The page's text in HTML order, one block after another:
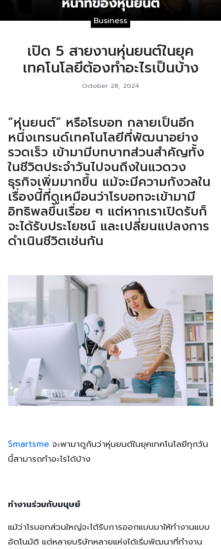
Business
เปิด 5 สายงานหุ่นยนต์ในยุค
เทคโนโลยีต้องทำอะไรเป็นบ้าง
October 28, 2024
“หุ่นยนต์” หรือโรบอท กลายเป็นอีก
หนึ่งเทรนด์เทคโนโลยีที่พัฒนาอย่าง
รวดเร็ว เข้ามามีบทบาทส่วนสำคัญทั้ง
ในชีวิตประจำวันไปจนถึงในแวดวง
ธุรกิจเพิ่มมากขึ้น แม้จะมีความกังวลใน
เรื่องนี้ที่ดูเหมือนว่าโรบอทจะเข้ามามี
อิทธิพลขึ้นเรื่อย ๆ แต่หากเราเปิดรับก็
จะได้รับประโยชน์ และเปลี่ยนแปลงการ
ดำเนินชีวิตเช่นกัน
Smartsme จะพามาดูกันว่าหุ่นยนต์ในยุคเทคโนโลยีทุกวัน
นี้สามารถทำอะไรได้บ้าง
ทำงานร่วมกับมนุษย์
แม้ว่าโรบอทส่วนใหญ่จะได้รับการออกแบบมาให้ทำงานแบบ
อัตโนมัติ แต่หลายบริษัทหลายแห่งได้เริ่มพัฒนาที่ทำงาน